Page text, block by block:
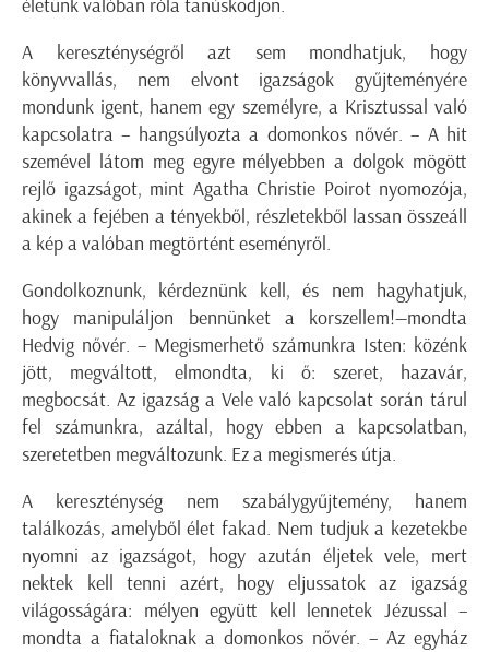
életünk valóban róla tanúskodjon.
A kereszténységről azt sem mondhatjuk, hogy
könyvvallás, nem elvont igazságok gyűjteményére
mondunk igent, hanem egy személyre, a Krisztussal való
kapcsolatra – hangsúlyozta a domonkos nővér. – A hit
szemével látom meg egyre mélyebben a dolgok mögött
rejlő igazságot, mint Agatha Christie Poirot nyomozója,
akinek a fejében a tényekből, részletekből lassan összeáll
a kép a valóban megtörtént eseményről.
Gondolkoznunk, kérdeznünk kell, és nem hagyhatjuk,
hogy manipuláljon bennünket a korszellem!—mondta
Hedvig nővér. – Megismerhető számunkra Isten: közénk
jött, megváltott, elmondta, ki ő: szeret, hazavár,
megbocsát. Az igazság a Vele való kapcsolat során tárul
fel számunkra, azáltal, hogy ebben a kapcsolatban,
szeretetben megváltozunk. Ez a megismerés útja.
A kereszténység nem szabálygyűjtemény, hanem
találkozás, amelyből élet fakad. Nem tudjuk a kezetekbe
nyomni az igazságot, hogy azután éljetek vele, mert
nektek kell tenni azért, hogy eljussatok az igazság
világosságára: mélyen együtt kell lennetek Jézussal –
mondta a fiataloknak a domonkos nővér. – Az egyház